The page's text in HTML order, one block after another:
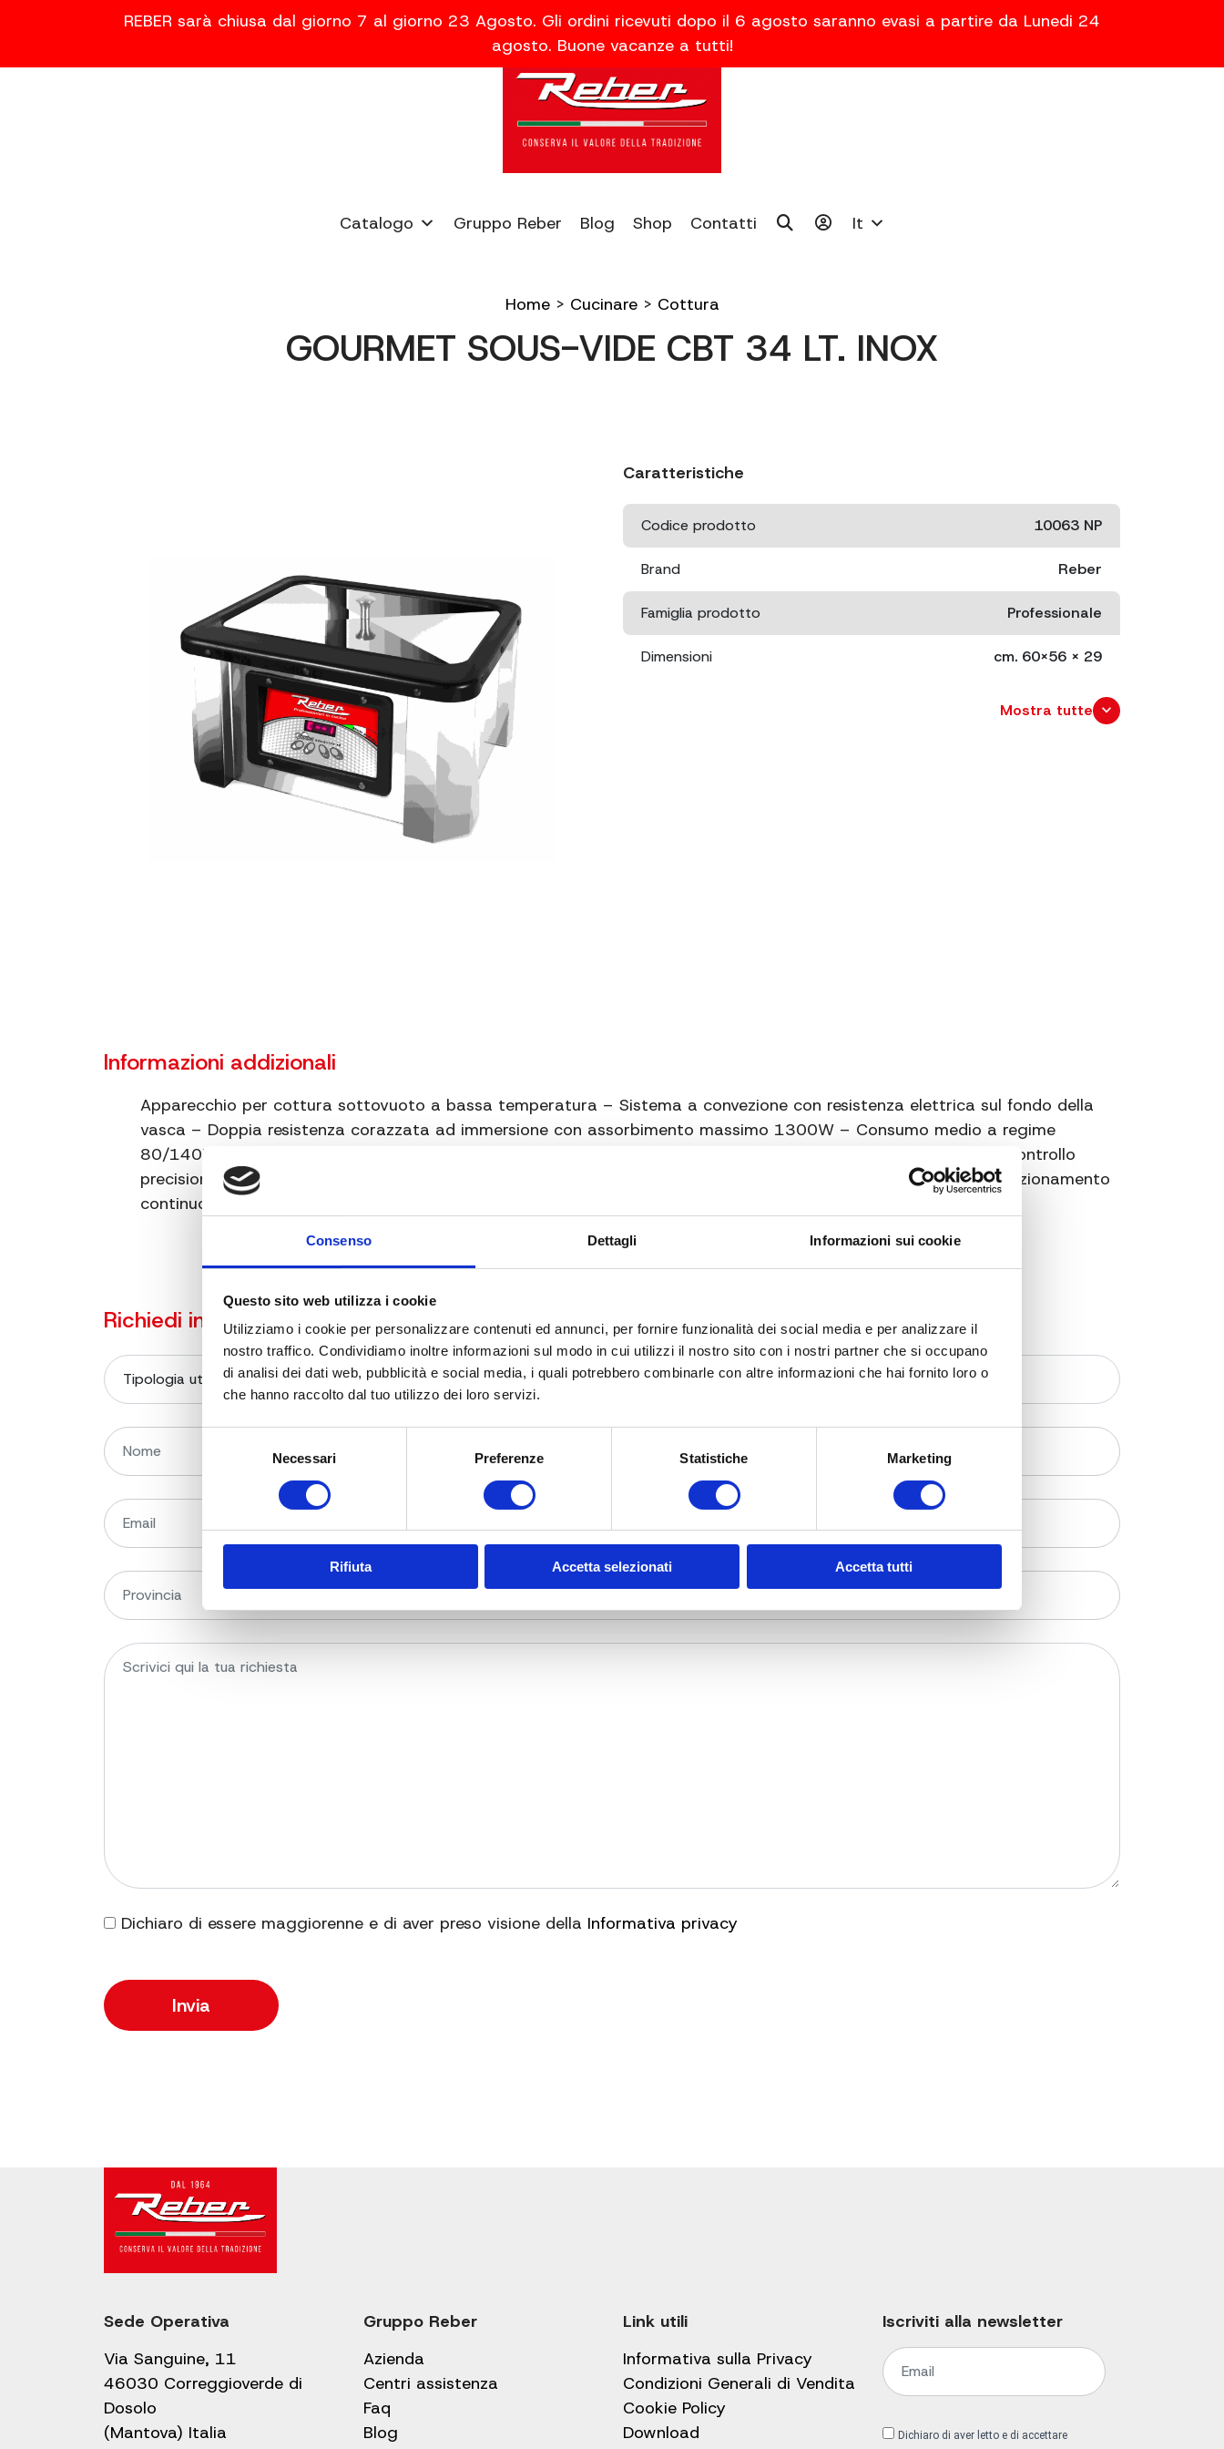
Consenso Dettagli Informazioni sui cookie
Questo sito web utilizza i cookie
Utilizziamo i cookie per personalizzare contenuti ed annunci, per fornire funzionalità dei social media e per analizzare il
nostro traffico. Condividiamo inoltre informazioni sul modo in cui utilizzi il nostro sito con i nostri partner che si occupano
di analisi dei dati web, pubblicità e social media, i quali potrebbero combinarle con altre informazioni che hai fornito loro o
che hanno raccolto dal tuo utilizzo dei loro servizi.
consenso
Necessari Preferenze Statistiche Marketing
Rifiuta Accetta selezionati Accetta tutti
REBER sarà chiusa dal giorno 7 al giorno 23 Agosto. Gli ordini ricevuti dopo il 6 agosto saranno evasi a partire da Lunedi 24
agosto. Buone vacanze a tutti!
Catalogo Gruppo Reber Blog Shop Contatti It
Home> Cucinare> Cottura
GOURMET SOUS-VIDE CBT 34 LT. INOX
Caratteristiche
Codice prodotto 10063 NP
Brand Reber
Famiglia prodotto Professionale
Dimensioni cm. 60x56 x 29
cm. 65x65 x 31
Mostra tutte expand_more
Informazioni addizionali
Apparecchio per cottura sottovuoto a bassa temperatura – Sistema a convezione con resistenza elettrica sul fondo della
vasca – Doppia resistenza corazzata ad immersione con assorbimento massimo 1300W – Consumo medio a regime
80/140W – Sistema a risparmio energetico con intercapedine isolante – Temperatura regolabile 32° – 86° – Controllo
precisione con sonda termica +/- 0,5° effettivi – Timer programmabile con partenza ritardata fino a 9 ore e funzionamento
continuo fino a 72 ore – Spazio utile per gli alimenti: 70% della vasca
Richiedi informazioni sul prodotto
Dichiaro di essere maggiorenne e di aver preso visione della Informativa privacy
Sede Operativa
Via Sanguine, 11
46030 Correggioverde di
Dosolo
(Mantova) Italia
Gruppo Reber
Azienda
Centri assistenza
Faq
Blog
Link utili
Informativa sulla Privacy
Condizioni Generali di Vendita
Cookie Policy
Download
Iscriviti alla newsletter
Dichiaro di aver letto e di accettare